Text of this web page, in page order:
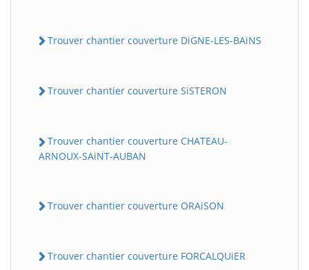
Trouver chantier couverture DiGNE-LES-BAiNS
Trouver chantier couverture SiSTERON
Trouver chantier couverture CHATEAU-
ARNOUX-SAiNT-AUBAN
Trouver chantier couverture ORAiSON
Trouver chantier couverture FORCALQUiER